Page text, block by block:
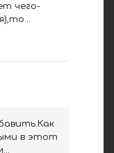
чего-
в этот